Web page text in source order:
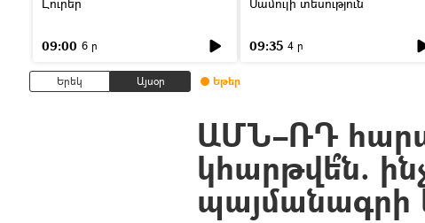
09:00 6 ր 09:35 4 ր
Երեկ Այսօր Եթեր
ԱՄՆ–ՌԴ
կհարթվե՞ն.
պայմանագրի